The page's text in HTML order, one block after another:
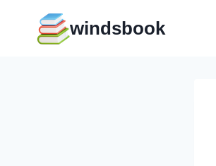
содержимому
windsbook